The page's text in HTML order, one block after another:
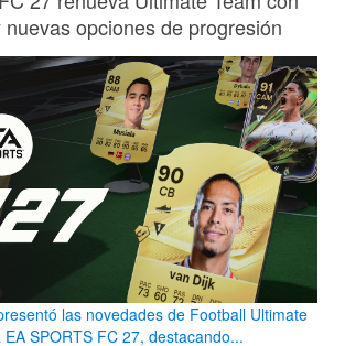
opciones de progresión
las novedades de Football Ultimate
SPORTS FC 27, destacando...